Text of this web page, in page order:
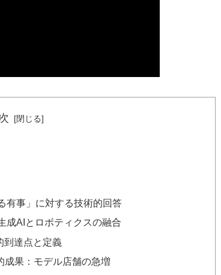
有事」に対する技術的回答
成AIとロボティクスの融合
到達点と定義
成果：モデル店舗の急増